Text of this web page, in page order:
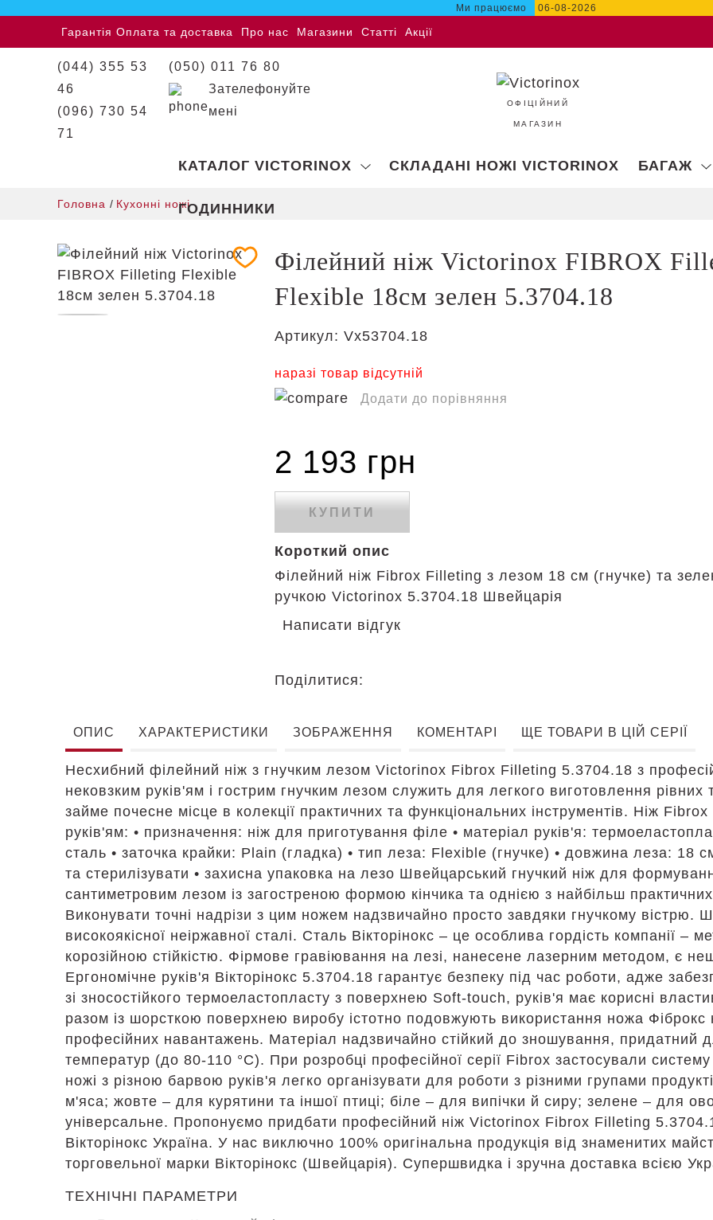
Ми працюємо 06-08-2026
Гарантія Оплата та доставка Про нас Магазини Статті Акції
(044) 355 53
46
(096) 730 54
71
(050) 011 76 80
Зателефонуйте
мені
ОФІЦІЙНИЙ
МАГАЗИН
КАТАЛОГ VICTORINOX СКЛАДАНІ НОЖІ VICTORINOX БАГАЖ
ГОДИННИКИ
Головна / Кухонні ножі
Філейний ніж Victorinox FIBROX
Flexible 18см зелен 5.3704.18
Артикул: Vx53704.18
наразі товар відсутній
Додати до порівняння
2 193 грн
КУПИТИ
Короткий опис
Філейний ніж Fibrox Filleting з лезом 18 см (гнучке) та
ручкою Victorinox 5.3704.18 Швейцарія
Написати відгук
Поділитися:
ОПИС ХАРАКТЕРИСТИКИ ЗОБРАЖЕННЯ КОМЕНТАРІ ЩЕ ТОВАРИ В ЦІЙ СЕРІЇ
Несхибний філейний ніж з гнучким лезом Victorinox Fibrox Filleting 5.3704.18 з
нековзким руків'ям і гострим гнучким лезом служить для легкого виготовлення
займе почесне місце в колекції практичних та функціональних інструментів. Ніж
руків'ям: • призначення: ніж для приготування філе • матеріал руків'я:
сталь • заточка крайки: Plain (гладка) • тип леза: Flexible (гнучке) • довжина леза: 18
та стерилізувати • захисна упаковка на лезо Швейцарський гнучкий ніж для
сантиметровим лезом із загостреною формою кінчика та однією з найбільш
Виконувати точні надрізи з цим ножем надзвичайно просто завдяки гнучкому вістрю.
високоякісної неіржавної сталі. Сталь Вікторінокс – це особлива гордість компанії –
корозійною стійкістю. Фірмове гравіювання на лезі, нанесене лазерним методом, є
Ергономічне руків'я Вікторінокс 5.3704.18 гарантує безпеку під час роботи, адже
зі зносостійкого термоеластопласту з поверхнею Soft-touch, руків'я має корисні
разом із шорсткою поверхнею виробу істотно подовжують використання ножа Фіброкс
професійних навантажень. Матеріал надзвичайно стійкий до зношування, придатний
температур (до 80-110 °C). При розробці професійної серії Fibrox застосували
ножі з різною барвою руків'я легко організувати для роботи з різними групами
м'яса; жовте – для курятини та іншої птиці; біле – для випічки й сиру; зелене – для
універсальне. Пропонуємо придбати професійний ніж Victorinox Fibrox Filleting
Вікторінокс Україна. У нас виключно 100% оригінальна продукція від знаменитих
торговельної марки Вікторінокс (Швейцарія). Супершвидка і зручна доставка всією
ТЕХНІЧНІ ПАРАМЕТРИ